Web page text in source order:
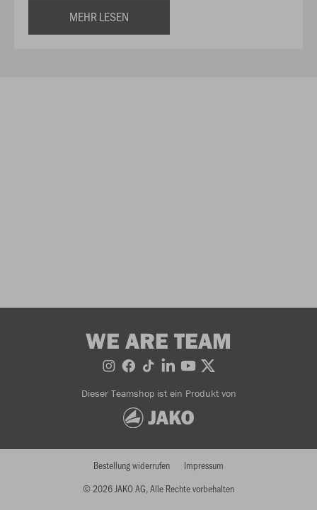
MEHR LESEN
WE ARE TEAM
Dieser Teamshop ist ein Produkt von
© 2026 JAKO AG, Alle Rechte vorbehalten
Bestellung widerrufen Impressum